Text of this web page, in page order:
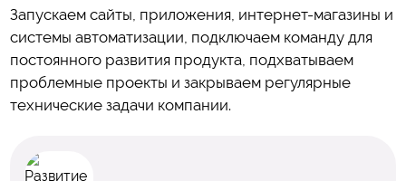
Запускаем сайты, приложения, интернет-магазины и
системы автоматизации, подключаем команду для
постоянного развития продукта, подхватываем
проблемные проекты и закрываем регулярные
технические задачи компании.